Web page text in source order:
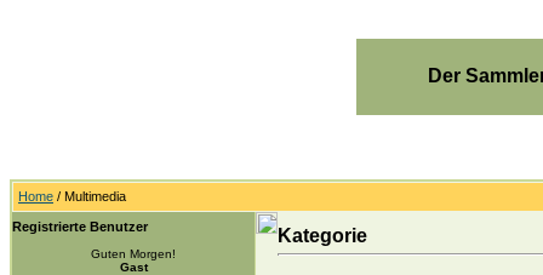
Der
Home / Multimedia
Registrierte Benutzer
Guten Morgen!
Gast
Kategorie